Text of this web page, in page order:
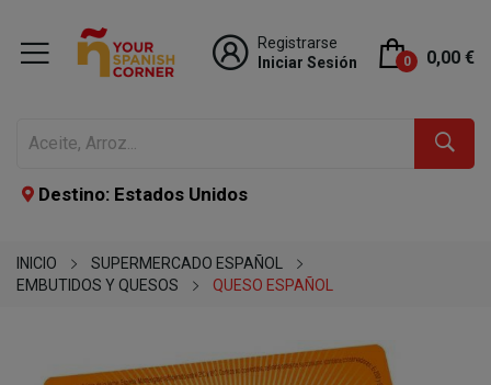
Registrarse
Iniciar Sesión
0 0,00 €
Destino: Estados Unidos
INICIO
SUPERMERCADO ESPAÑOL
EMBUTIDOS Y QUESOS
QUESO ESPAÑOL